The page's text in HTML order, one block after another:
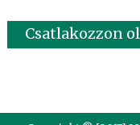
Csatlakozzon